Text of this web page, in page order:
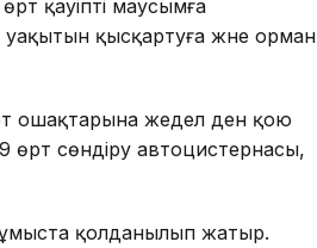
қауіпті маусымға
қысқартуға және орман
ошақтарына жедел ден қою
өрт сөндіру автоцистернасы,
қолданылып жатыр.